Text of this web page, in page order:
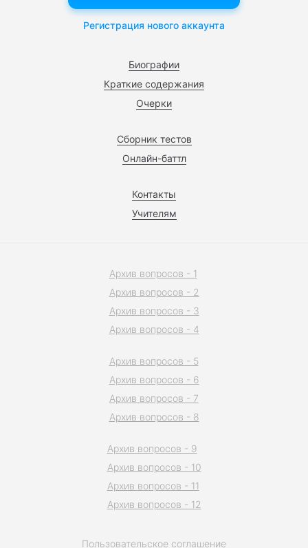
Биографии
Краткие содержания
Очерки
Сборник тестов
Онлайн-баттл
Контакты
Учителям
Регистрация нового аккаунта
Пользовательское соглашение
Архив вопросов - 1
Архив вопросов - 2
Архив вопросов - 3
Архив вопросов - 4
Архив вопросов - 5
Архив вопросов - 6
Архив вопросов - 7
Архив вопросов - 8
Архив вопросов - 9
Архив вопросов - 10
Архив вопросов - 11
Архив вопросов - 12